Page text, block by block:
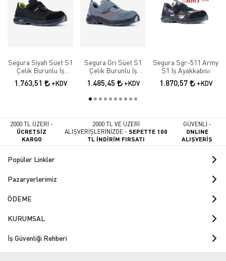
Segura Siyah Süet S1
Çelik Burunlu İş
Güvenlik Ayakkabısı
SGR-52
1.763,51 +KDV
Segura Gri Süet S1
Çelik Burunlu İş
Güvenlik Ayakkabısı
SGR-51
1.485,45 +KDV
Segura Sgr-511 Army
S1 İş Ayakkabısı
1.870,57 +KDV
2000 TL ÜZERİ -
ÜCRETSİZ
KARGO
2000 TL VE ÜZERİ
ALIŞVERİŞLERİNİZDE -SEPETTE 100
TL İNDİRİM FIRSATI
GÜVENLİ -
ONLINE
ALIŞVERİŞ
Popüler Linkler
Pazaryerlerimiz
ÖDEME
KURUMSAL
İş Güvenliği Rehberi